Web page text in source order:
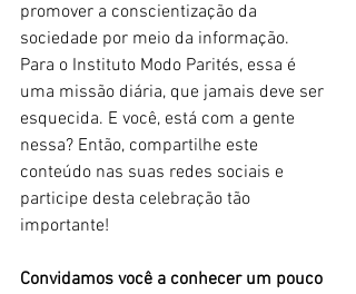
promover a conscientização da
sociedade por meio da informação.
Para o Instituto Modo Parités, essa é
uma missão diária, que jamais deve ser
esquecida. E você, está com a gente
nessa? Então, compartilhe este
conteúdo nas suas redes sociais e
participe desta celebração tão
importante!
Convidamos você a conhecer um pouco